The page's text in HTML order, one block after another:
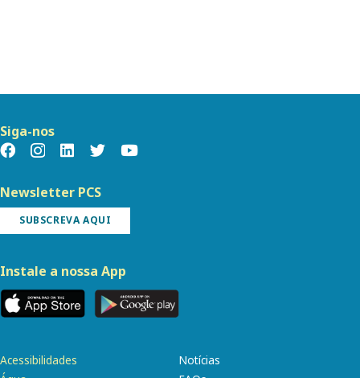
Siga-nos
Newsletter PCS
SUBSCREVA AQUI
Instale a nossa App
Acessibilidades
Notícias